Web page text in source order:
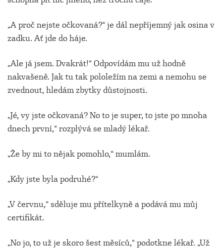
„A proč nejste očkovaná?“ je dál nepříjemný jak osina v
zadku. Ať jde do háje.
„Ale já jsem. Dvakrát!“ Odpovídám mu už hodně
nakvašeně. Jak tu tak pololežím na zemi a nemohu se
zvednout, hledám zbytky důstojnosti.
„Jé, vy jste očkovaná? No to je super, to jste po mnoha
dnech první,“ rozplývá se mladý lékař.
„Že by mi to nějak pomohlo,“ mumlám.
„Kdy jste byla podruhé?“
„V červnu,“ sděluje mu přítelkyně a podává mu můj
certifikát.
„No jo, to už je skoro šest měsíců,“ podotkne lékař. „Už